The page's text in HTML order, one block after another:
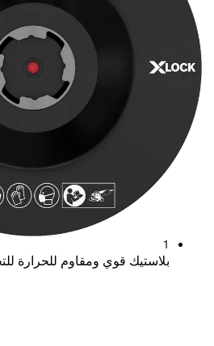
1
بلاستيك قوي ومقاوم للحرارة